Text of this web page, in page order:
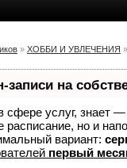
» ХОББИ И УВЛЕЧЕНИЯ
записи на
сфере услуг, знает
расписание, но и
вариант:
первый